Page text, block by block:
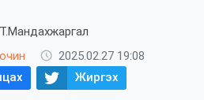
Т.Мандахжаргал
2025.02.27 19:08
Жиргэх